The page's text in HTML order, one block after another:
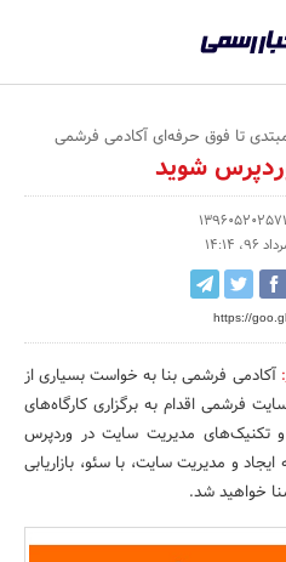
رسمی
-
اخبار
تایید
شرکت‌ها،
سازمان‌ها
و
روابط
عمومی‌ها
صفحه نخست اقتصادی
تجارت و بازار
کارآفرینی و استارتاپ
کسب و کار و خرده فروشی
صنایع غذایی و کشاورزی
کار و استخدام
صفحه نخست اجتماعی
علم و آموزش
بهداشت و درمان
محیط زیست
تبلیغات و روابط عمومی
صفحه نخست فرهنگی
رسانه‌ها
نشریات و کتاب
صنایع دستی
صفحه نخست ورزش
تازه‌های ورزش
مکان‌های ورزشی
صفحه نخست سبک زندگی
سلامت و زیبایی
روانشناسی و موفقیت
صفحه نخست رویداد
حراج و تخفیف
جشنواره، نمایشگاه و
تا فوق حرفه‌ای آکادمی فرشمی
شوید
https://
:آکادمی فرشمی بنا به خواست بسیاری از
فرشمی اقدام به برگزاری کارگاه‌های
تکنیک‌های مدیریت سایت در وردپرس
و مدیریت سایت، با سئو، بازاریابی
خواهید شد.